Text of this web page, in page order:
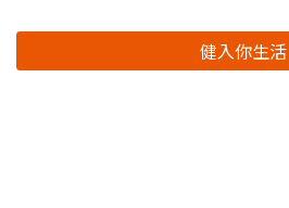
健入你生活